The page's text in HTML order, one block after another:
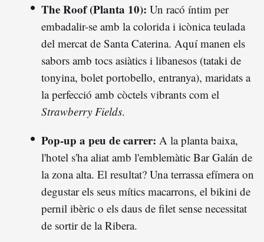
The Roof (Planta 10): Un racó íntim per
embadalir-se amb la colorida i icònica teulada
del mercat de Santa Caterina. Aquí manen els
sabors amb tocs asiàtics i libanesos (tataki de
tonyina, bolet portobello, entranya), maridats a
la perfecció amb còctels vibrants com el
Strawberry Fields.
Pop-up a peu de carrer: A la planta baixa,
l'hotel s'ha aliat amb l'emblemàtic Bar Galán de
la zona alta. El resultat? Una terrassa efímera on
degustar els seus mítics macarrons, el bikini de
pernil ibèric o els daus de filet sense necessitat
de sortir de la Ribera.